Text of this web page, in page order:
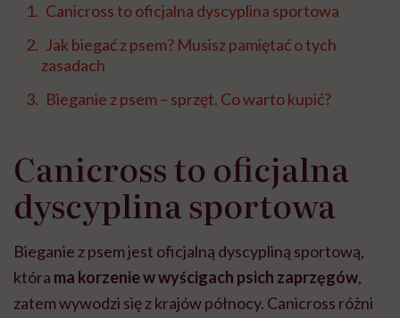
Canicross to oficjalna dyscyplina sportowa
Jak biegać z psem? Musisz pamiętać o tych
zasadach
Bieganie z psem – sprzęt. Co warto kupić?
Canicross to oficjalna
dyscyplina sportowa
Bieganie z psem jest oficjalną dyscypliną sportową,
która ma korzenie w wyścigach psich zaprzęgów,
zatem wywodzi się z krajów północy. Canicross różni